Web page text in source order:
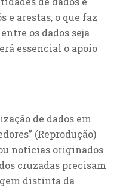
e arestas, o que faz
os dados seja
essencial o apoio
de dados em
(Reprodução)
notícias originados
cruzadas precisam
distinta da